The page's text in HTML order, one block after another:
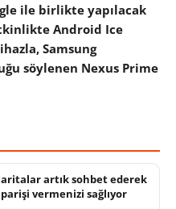
ile birlikte yapılacak
Android Ice
Samsung
söylenen Nexus Prime
artık sohbet ederek
vermenizi sağlıyor